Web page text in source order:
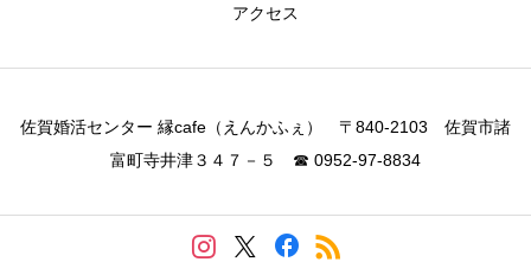
アクセス
佐賀婚活センター 縁cafe（えんかふぇ） 〒840-2103 佐賀市諸
富町寺井津３４７－５ ☎ 0952-97-8834